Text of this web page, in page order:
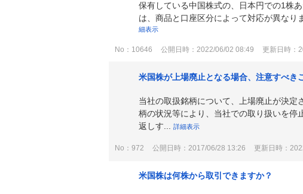
保有している中国株式の、日本円での1株
は、商品と口座区分によって対応が異な
細表示
No：10646 公開日時：2022/06/02 08:49 更新日時：
米国株が上場廃止となる場合、注意すべき
当社の取扱銘柄について、上場廃止が決
柄の状況等により、当社での取り扱いを停
返しす...詳細表示
No：972 公開日時：2017/06/28 13:26 更新日時：
米国株は何株から取引できますか？